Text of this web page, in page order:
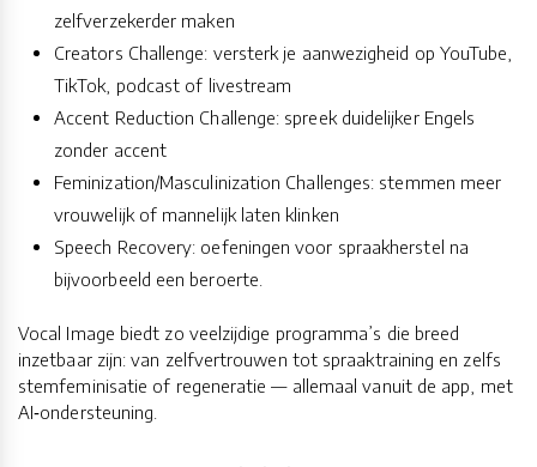
zelfverzekerder maken
Creators Challenge: versterk je aanwezigheid op YouTube,
TikTok, podcast of livestream
Accent Reduction Challenge: spreek duidelijker Engels
zonder accent
Feminization/Masculinization Challenges: stemmen meer
vrouwelijk of mannelijk laten klinken
Speech Recovery: oefeningen voor spraakherstel na
bijvoorbeeld een beroerte.
Vocal Image biedt zo veelzijdige programma’s die breed
inzetbaar zijn: van zelfvertrouwen tot spraaktraining en zelfs
stemfeminisatie of regeneratie — allemaal vanuit de app, met
AI‑ondersteuning.